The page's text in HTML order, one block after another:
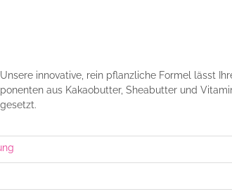
innovative, rein pflanzliche Formel lässt
aus Kakaobutter, Sheabutter und